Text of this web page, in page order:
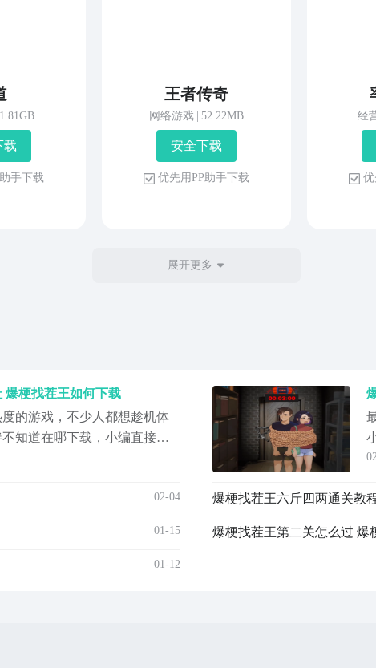
1.81GB
载
手 下 载
王者传奇
网络游戏 52.22MB
安 全 下 载
优 先 用 P P 助 手 下 载
经
优
展开更多
爆梗找茬王如何下载
的游戏，不少人都想趁机体
知道在哪下载，小编直接把
在下面了，想要体验的小伙
效的转动小伙伴们的脑筋，02-04
01-15
01-12
爆梗找茬王六斤四两通关教
爆梗找茬王第二关怎么过 爆